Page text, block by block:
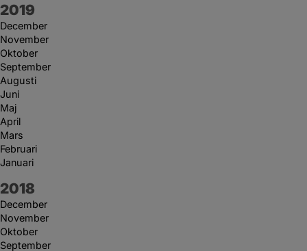
År:
2019
December
November
Oktober
September
Augusti
Juni
Maj
April
Mars
Februari
Januari
År:
2018
December
November
Oktober
September